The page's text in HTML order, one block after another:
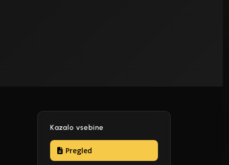
Kazalo vsebine
Pregled